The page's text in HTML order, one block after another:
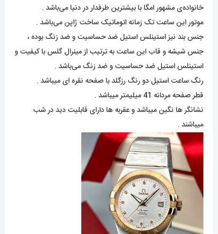
خانواده‌ی مشهور امگا با بیشترین طرفدار در دنیا می‌باشد .
موتور این ساعت تک زمانه اتوماتیک ساخت ژاپن می‌باشد .
جنس بند نیز استینلس استیل ضد حساسیت و ضد زنگ بوده ،
جنس شیشه و قاب این ساعت به ترتیب از مینرال گلس با کیفیت و
استینلس استیل ضد حساسیت و ضد زنگ می‌باشد .
رنگ ساعت استیل دو رنگ رزگلد با صفحه نقره ای میباشد .
قطر صفحه مردانه 41 میلیمتر میباشد .
نشانگر ها نگین میباشد و عقربه ها دارای قابلیت دید در شب
میباشند .